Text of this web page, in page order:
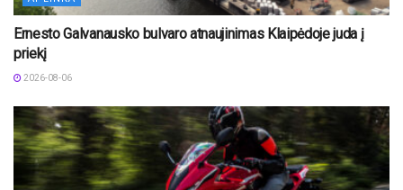
Ernesto Galvanausko bulvaro atnaujinimas Klaipėdoje juda į
priekį
2026-08-06